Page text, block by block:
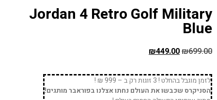
Jordan 4 Retro Golf Military
Blue
₪699.00
₪449.00
לזמן מוגבל בהחלט ! 3 זוגות רק ב – 999 ₪ !
הסניקרס שכבשו את העולם נחתו אצלנו בפוראבר מותגים!